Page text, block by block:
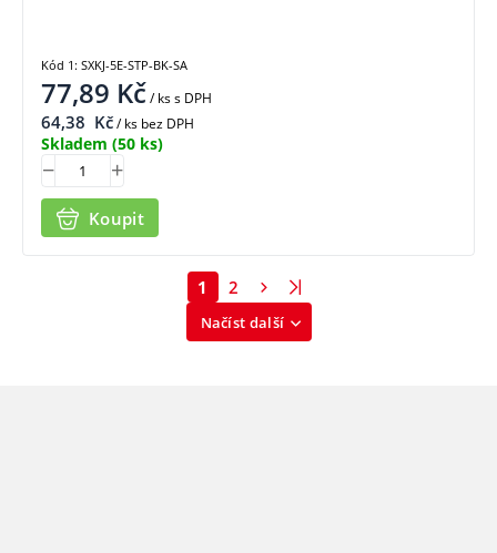
77,89 Kč/ kss DPH
64,38 Kč/ ks bez DPH
Skladem (50 ks)
Koupit
Kód 1: SXKJ-5E-STP-BK-SA
Načíst další
1 2